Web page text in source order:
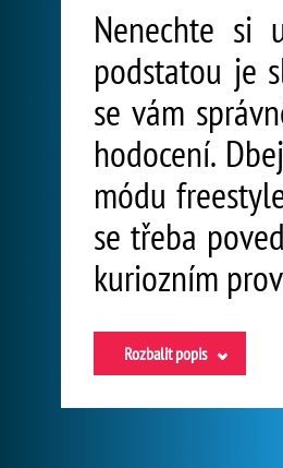
Nenechte si
podstatou je
se vám
hodocení.
módu
se třeba
kuriozním
Rozbalit popis